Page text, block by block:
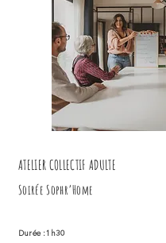
ATELIER COLLECTIF ADULTE
Soirée Sophr’Home
Durée :1h30